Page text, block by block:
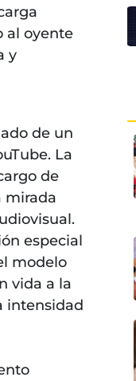
al oyente
y
de un
La
de
mirada
especial
modelo
vida a la
intensidad